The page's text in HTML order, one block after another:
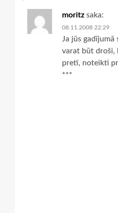
moritz saka:
08.11.2008 22:29
Ja jūs
varat būt droši,
pretī, noteikti
***